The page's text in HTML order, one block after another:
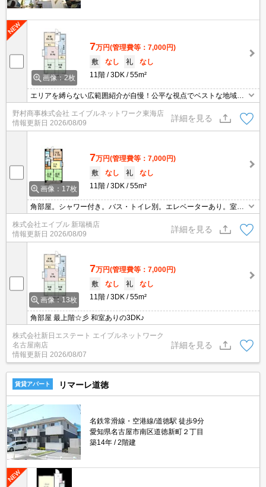
画像：2枚
7万円(管理費等：7,000円)
敷
なし 礼
なし
11階
3DK 55m²
エリアを縛らない広範囲紹介が自慢！公平な視点でベストな地域を
野村商事株式会社 エイブルネットワーク東海店
情報更新日 2026/08/09
詳細を見る
画像：17枚
7万円(管理費等：7,000円)
敷
なし 礼
なし
11階
3DK 55m²
角部屋。シャワー付き。バス・トイレ別。エレベーターあり。室内
00円。
株式会社エイブル 新瑞橋店
情報更新日 2026/08/09
詳細を見る
画像：13枚
7万円(管理費等：7,000円)
敷
なし 礼
なし
11階
3DK 55m²
角部屋 最上階☆彡 和室ありの3DK♪
株式会社新日エステート エイブルネットワーク
名古屋南店
情報更新日 2026/08/07
詳細を見る
賃貸アパート リマーレ道徳
名鉄常滑線・空港線/道徳駅 徒歩9分
愛知県名古屋市南区道徳新町２丁目
築14年
2階建